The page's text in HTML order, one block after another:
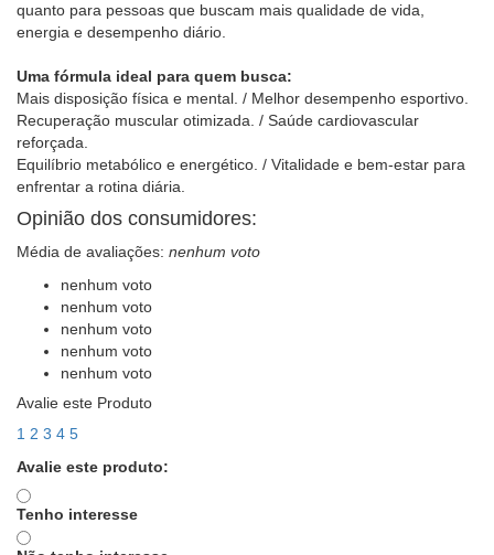
quanto para pessoas que buscam mais qualidade de vida,
energia e desempenho diário.
Uma fórmula ideal para quem busca:
Mais disposição física e mental. / Melhor desempenho esportivo.
Recuperação muscular otimizada. / Saúde cardiovascular
reforçada.
Equilíbrio metabólico e energético. / Vitalidade e bem-estar para
enfrentar a rotina diária.
Opinião dos consumidores:
Média de avaliações: nenhum voto
nenhum voto
nenhum voto
nenhum voto
nenhum voto
nenhum voto
Avalie este Produto
1 2 3 4 5
Avalie este produto:
Tenho interesse